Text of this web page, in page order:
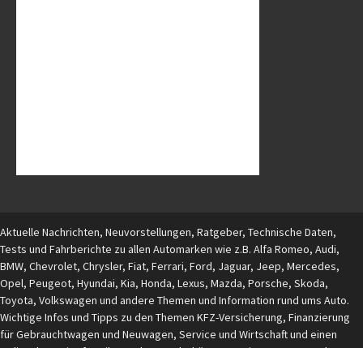
Aktuelle Nachrichten, Neuvorstellungen, Ratgeber, Technische Daten,
Tests und Fahrberichte zu allen Automarken wie z.B. Alfa Romeo, Audi,
BMW, Chevrolet, Chrysler, Fiat, Ferrari, Ford, Jaguar, Jeep, Mercedes,
Opel, Peugeot, Hyundai, Kia, Honda, Lexus, Mazda, Porsche, Skoda,
Toyota, Volkswagen und andere Themen und Information rund ums Auto.
Wichtige Infos und Tipps zu den Themen KFZ-Versicherung, Finanzierung
für Gebrauchtwagen und Neuwagen, Service und Wirtschaft und einen